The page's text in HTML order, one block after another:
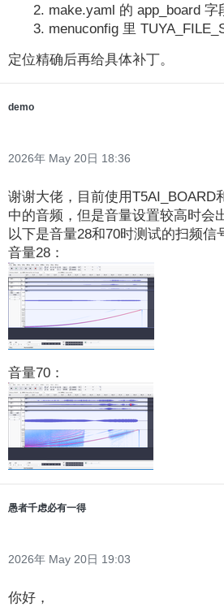
make.yaml 的 app_board 字
menuconfig 里
定位精确后再给具体补丁。
demo
2026年 May 20日 18:36
谢谢大佬，目前使用T5AI_BOARD
中的音频，但是音量设置较高时会
以下是音量28和70时测试的扫频信
音量28：
音量70：
愚者千虑必有一得
2026年 May 20日 19:03
你好，